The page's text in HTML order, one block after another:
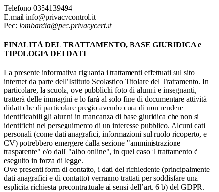
Telefono 0354139494
E.mail info@privacycontrol.it
Pec: lombardia@pec.privacycert.it
FINALITÀ DEL TRATTAMENTO, BASE GIURIDICA e
TIPOLOGIA DEI DATI
La presente informativa riguarda i trattamenti effettuati sul sito
internet da parte dell’Istituto Scolastico Titolare del Trattamento. In
particolare, la scuola, ove pubblichi foto di alunni e insegnanti,
tratterà delle immagini e lo farà al solo fine di documentare attività
didattiche di particolare pregio avendo cura di non rendere
identificabili gli alunni in mancanza di base giuridica che non si
identifichi nel perseguimento di un interesse pubblico. Alcuni dati
personali (come dati anagrafici, informazioni sul ruolo ricoperto, e
CV) potrebbero emergere dalla sezione "amministrazione
trasparente" e/o dall' "albo online", in quel caso il trattamento è
eseguito in forza di legge.
Ove presenti form di contatto, i dati del richiedente (principalmente
dati anagrafici e di contatto) verranno trattati per soddisfare una
esplicita richiesta precontrattuale ai sensi dell’art. 6 b) del GDPR.